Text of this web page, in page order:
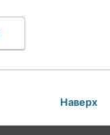
Наверх